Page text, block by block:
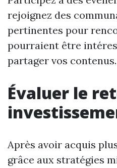
rejoignez des
pertinentes pour
pourraient être
partager vos contenus.
Évaluer le
Après avoir acquis
grâce aux stratégies